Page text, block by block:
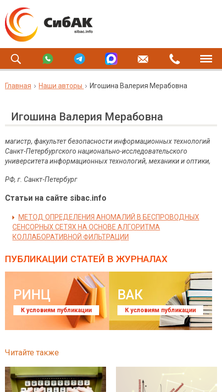
Главная Наши авторы Игошина Валерия Мерабовна
Игошина Валерия Мерабовна
магистр, факультет безопасности информационных технологий
Санкт-Петербургского национально-исследовательского
университета информационных технологий, механики и оптики,
РФ, г. Санкт-Петербург
Статьи на сайте sibac.info
МЕТОД ОПРЕДЕЛЕНИЯ АНОМАЛИЙ В БЕСПРОВОДНЫХ
СЕНСОРНЫХ СЕТЯХ НА ОСНОВЕ АЛГОРИТМА
КОЛЛАБОРАТИВНОЙ ФИЛЬТРАЦИИ
ПУБЛИКАЦИИ СТАТЕЙ В ЖУРНАЛАХ
РИНЦ
К условиям публикации
ВАК
К условиям публикации
Читайте также